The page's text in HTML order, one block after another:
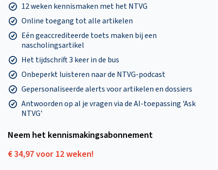
12 weken kennismaken met het NTVG
Online toegang tot alle artikelen
Eén geaccrediteerde toets maken bij een
nascholingsartikel
Het tijdschrift 3 keer in de bus
Onbeperkt luisteren naar de NTVG-podcast
Gepersonaliseerde alerts voor artikelen en dossiers
Antwoorden op al je vragen via de AI-toepassing 'Ask
NTVG'
Neem het kennismakings­abonnement
€ 34,97 voor 12 weken!